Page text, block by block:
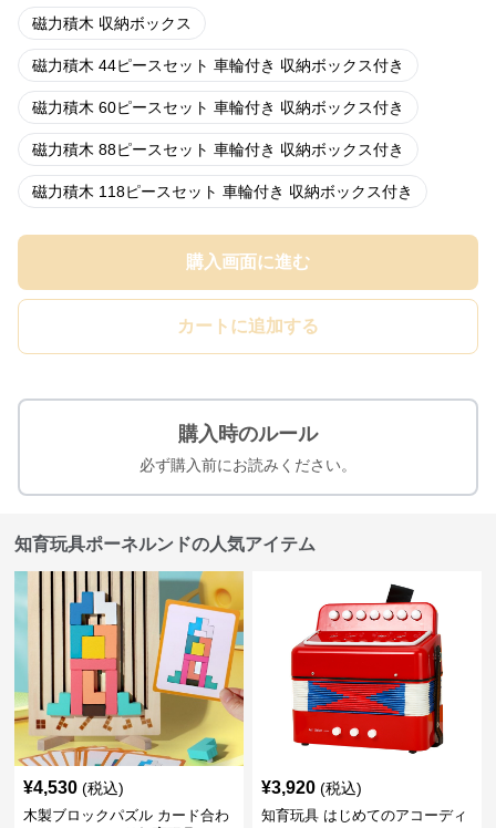
磁力積木 収納ボックス
磁力積木 44ピースセット 車輪付き 収納ボックス付き
磁力積木 60ピースセット 車輪付き 収納ボックス付き
磁力積木 88ピースセット 車輪付き 収納ボックス付き
磁力積木 118ピースセット 車輪付き 収納ボックス付き
購入画面に進む
カートに追加する
購入時のルール
必ず購入前にお読みください。
知育玩具ポーネルンドの人気アイテム
¥4,530 (税込)
木製ブロックパズル カード合わ
¥3,920 (税込)
知育玩具 はじめてのアコーディ